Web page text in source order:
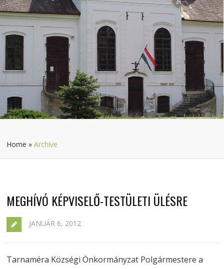
Home »Archive
MEGHÍVÓ KÉPVISELŐ-TESTÜLETI ÜLÉSRE
JANUÁR 6, 2012
Tarnaméra Községi Önkormányzat Polgármestere a